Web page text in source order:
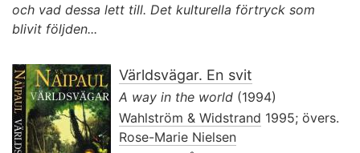
och vad dessa lett till. Det kulturella förtryck som
blivit följden...
Världsvägar. En svit
A way in the world (1994)
Wahlström & Widstrand 1995; övers.
Rose-Marie Nielsen